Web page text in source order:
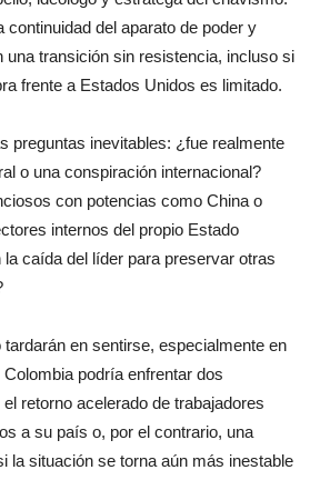
continuidad del aparato de poder y
una transición sin resistencia, incluso si
frente a Estados Unidos es limitado.
preguntas inevitables: ¿fue realmente
o una conspiración internacional?
con potencias como China o
internos del propio Estado
caída del líder para preservar otras
en sentirse, especialmente en
podría enfrentar dos
retorno acelerado de trabajadores
a su país o, por el contrario, una
la situación se torna aún más inestable